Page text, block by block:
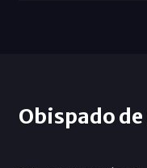
Obispado